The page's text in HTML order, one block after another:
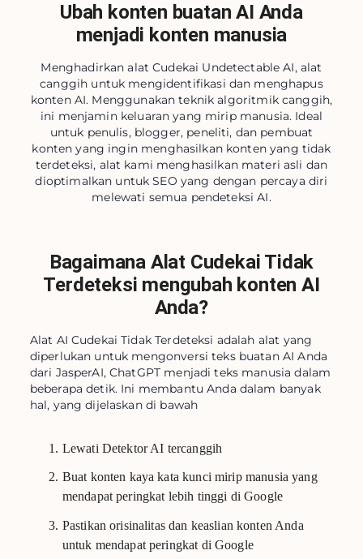
Ubah konten buatan AI Anda
menjadi konten manusia
Menghadirkan alat Cudekai Undetectable AI, alat
canggih untuk mengidentifikasi dan menghapus
konten AI. Menggunakan teknik algoritmik canggih,
ini menjamin keluaran yang mirip manusia. Ideal
untuk penulis, blogger, peneliti, dan pembuat
konten yang ingin menghasilkan konten yang tidak
terdeteksi, alat kami menghasilkan materi asli dan
dioptimalkan untuk SEO yang dengan percaya diri
melewati semua pendeteksi AI.
Bagaimana Alat Cudekai Tidak
Terdeteksi mengubah konten AI
Anda?
Alat AI Cudekai Tidak Terdeteksi adalah alat yang
diperlukan untuk mengonversi teks buatan AI Anda
dari JasperAI, ChatGPT menjadi teks manusia dalam
beberapa detik. Ini membantu Anda dalam banyak
hal, yang dijelaskan di bawah
Lewati Detektor AI tercanggih
Buat konten kaya kata kunci mirip manusia yang
mendapat peringkat lebih tinggi di Google
Pastikan orisinalitas dan keaslian konten Anda
untuk mendapat peringkat di Google